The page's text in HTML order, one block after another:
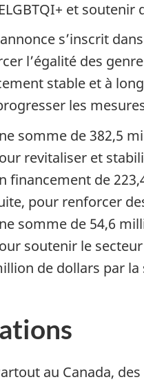
et
s’inscrit
l’égalité des
stable et à
les
somme de 382,5
revitaliser et
financement de
pour renforcer
somme de 54,6
soutenir le
de dollars par la
au Canada,